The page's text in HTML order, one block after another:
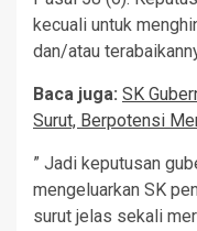
kecuali untuk
dan/atau
Baca juga: SK
Surut, Berpotensi
” Jadi keputusan
mengeluarkan SK
surut jelas sekali